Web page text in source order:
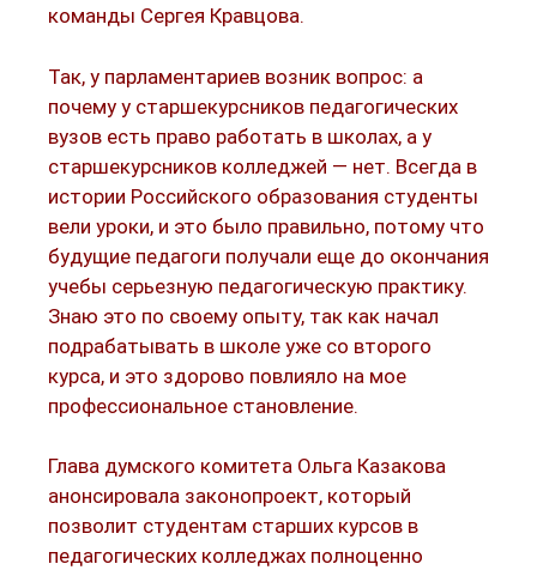
команды Сергея Кравцова.
Так, у парламентариев возник вопрос: а
почему у старшекурсников педагогических
вузов есть право работать в школах, а у
старшекурсников колледжей — нет. Всегда в
истории Российского образования студенты
вели уроки, и это было правильно, потому что
будущие педагоги получали еще до окончания
учебы серьезную педагогическую практику.
Знаю это по своему опыту, так как начал
подрабатывать в школе уже со второго
курса, и это здорово повлияло на мое
профессиональное становление.
Глава думского комитета Ольга Казакова
анонсировала законопроект, который
позволит студентам старших курсов в
педагогических колледжах полноценно